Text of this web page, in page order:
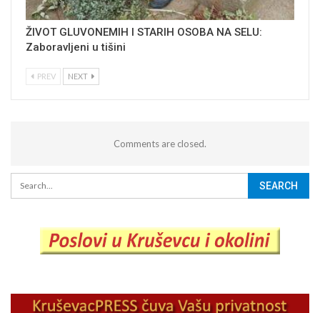
ŽIVOT GLUVONEMIH I STARIH OSOBA NA SELU:
Zaboravljeni u tišini
PREV NEXT
Comments are closed.